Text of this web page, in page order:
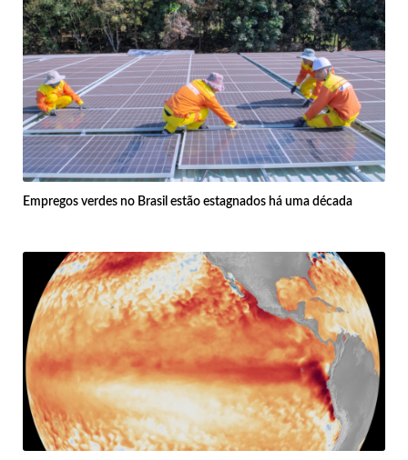
Empregos verdes no Brasil estão estagnados há uma década